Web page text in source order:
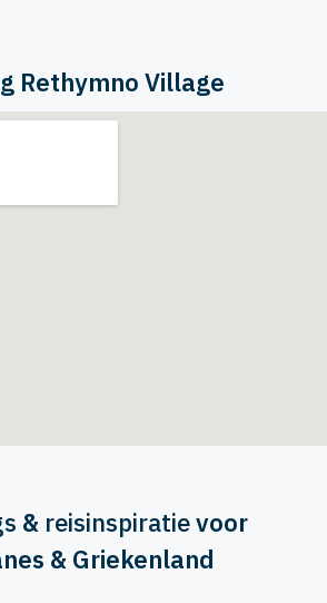
Rethymno Village
& reisinspiratievoor
& Griekenland